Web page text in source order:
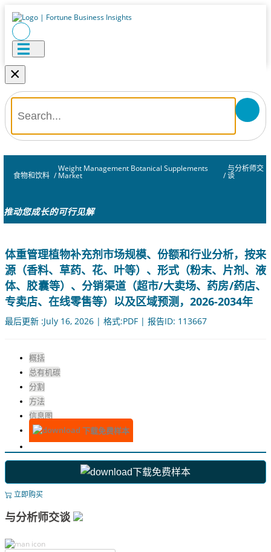
×
食物和饮料 /
Weight Management Botanical Supplements
Market /
与分析师交
谈
推动您成长的可行见解
体重管理植物补充剂市场规模、份额和行业分析，按来
源（香料、草药、花、叶等）、形式（粉末、片剂、液
体、胶囊等）、分销渠道（超市/大卖场、药房/药店、
专卖店、在线零售等）以及区域预测，2026-2034年
最后更新 :July 16, 2026 | 格式:PDF | 报告ID: 113667
概括
总有机碳
分割
方法
信息图
下载免费样本
下载免费样本
立即购买
与分析师交谈